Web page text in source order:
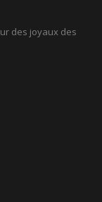
des joyaux des